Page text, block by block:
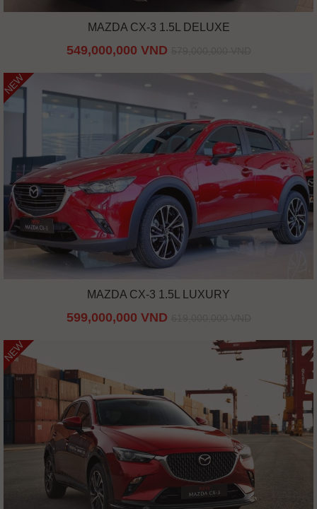
MAZDA CX-3 1.5L DELUXE
549,000,000 VND
NEW
MAZDA CX-3 1.5L LUXURY
599,000,000 VND
NEW